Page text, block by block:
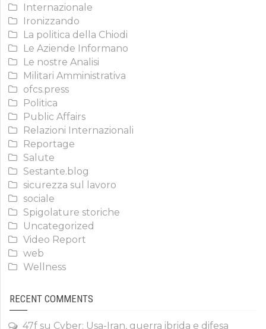
Internazionale
Ironizzando
La politica della Chiodi
Le Aziende Informano
Le nostre Analisi
Militari Amministrativa
ofcs.press
Politica
Public Affairs
Relazioni Internazionali
Reportage
Salute
Sestante.blog
sicurezza sul lavoro
sociale
Spigolature storiche
Uncategorized
Video Report
web
Wellness
RECENT COMMENTS
47f su Cyber: Usa-Iran, guerra ibrida e difesa